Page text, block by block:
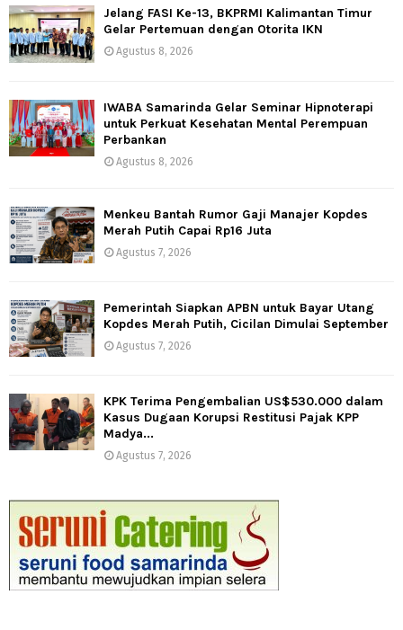
Jelang FASI Ke-13, BKPRMI Kalimantan Timur
Gelar Pertemuan dengan Otorita IKN
Agustus 8, 2026
IWABA Samarinda Gelar Seminar Hipnoterapi
untuk Perkuat Kesehatan Mental Perempuan
Perbankan
Agustus 8, 2026
Menkeu Bantah Rumor Gaji Manajer Kopdes
Merah Putih Capai Rp16 Juta
Agustus 7, 2026
Pemerintah Siapkan APBN untuk Bayar Utang
Kopdes Merah Putih, Cicilan Dimulai September
Agustus 7, 2026
KPK Terima Pengembalian US$530.000 dalam
Kasus Dugaan Korupsi Restitusi Pajak KPP
Madya...
Agustus 7, 2026